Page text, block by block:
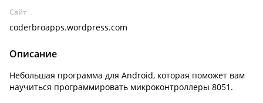
Сайт
coderbroapps.wordpress.com
Описание
Небольшая программа для Android, которая поможет вам
научиться программировать микроконтроллеры 8051.